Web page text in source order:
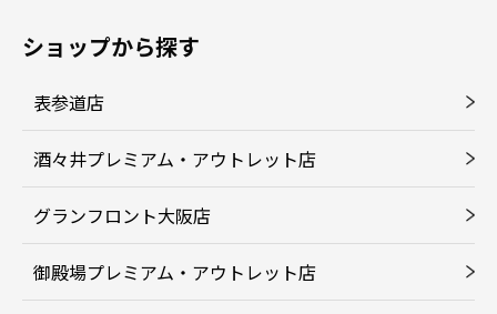
ショップから探す
表参道店
酒々井プレミアム・アウトレット店
グランフロント大阪店
御殿場プレミアム・アウトレット店